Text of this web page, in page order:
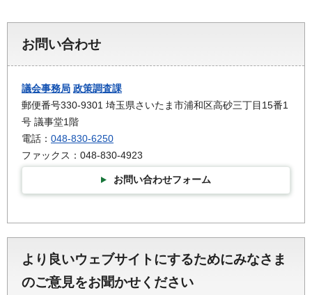
お問い合わせ
議会事務局 政策調査課
郵便番号330-9301 埼玉県さいたま市浦和区高砂三丁目15番1
号 議事堂1階
電話： 048-830-6250
ファックス：048-830-4923
お問い合わせフォーム
より良いウェブサイトにするためにみなさま
のご意見をお聞かせください